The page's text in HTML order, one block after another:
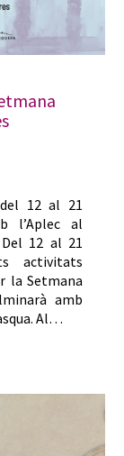
12 al 21
l’Aplec al
12 al 21
activitats
la Setmana
amb
Al…